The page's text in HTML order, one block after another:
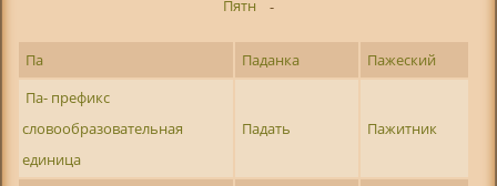
Пятн
-
Па Паданка
Пажеский
Па- префикс
словообразовательная
единица
Падать Пажитник